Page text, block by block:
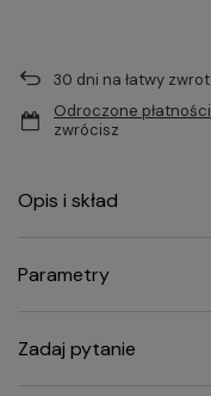
30 dni na łatwy zwrot
Odroczone płatności
zwrócisz
Opis i skład
Parametry
Zadaj pytanie